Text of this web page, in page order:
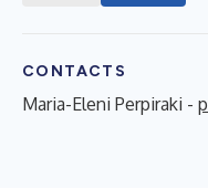
CONTACTS
Maria-Eleni Perpiraki -